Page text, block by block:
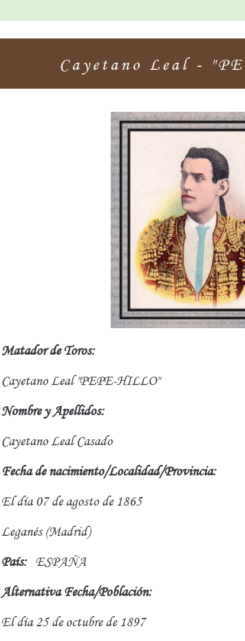
Cayetano Leal -
Matador de Toros:
Cayetano Leal "PEPE-HILLO"
Nombre y Apellidos:
Cayetano Leal Casado
Fecha de nacimiento/Localidad/Provincia:
El día 07 de agosto de 1865
Leganés (Madrid)
País: ESPAÑA
Alternativa Fecha/Población:
El día 25 de octubre de 1897